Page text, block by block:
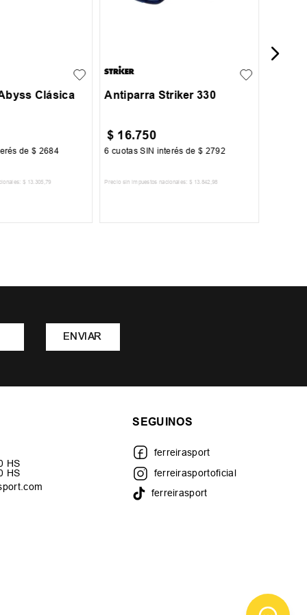
Clásica
de$ 2684
$ 13 305 ,79
Antiparra Striker 330
$ 16.750
6 cuotas SIN interés de$ 2792
Precio sin impuestos nacionales: $ 13 842 ,98
ENVIAR
HS
HS
SEGUINOS
ferreirasport
ferreirasportoficial
ferreirasport